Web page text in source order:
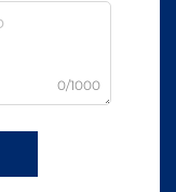
0/1000